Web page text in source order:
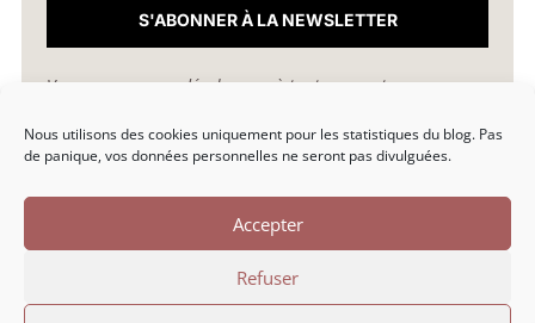
Nous utilisons des cookies uniquement pour les statistiques du blog. Pas
de panique, vos données personnelles ne seront pas divulguées.
Accepter
Refuser
S'ABONNER À LA NEWSLETTER
Vous pouvez vous désabonner à tout moment.
hello@marionlibro.fr